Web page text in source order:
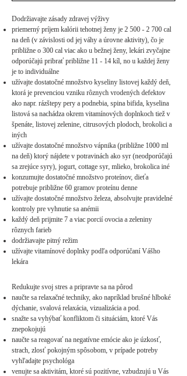
Dodržiavajte zásady zdravej výživy​
priemerný príjem kalórii tehotnej ženy je 2 500 - 2 700 cal
na deň (v závislosti od jej váhy a úrovne aktivity), čo je
približne o 300 cal viac ako u bežnej ženy, lekári zvyčajne
odporúčajú pribrať približne 11 - 14 kíl, no u každej ženy
je to individuálne
užívajte dostatočné množstvo kyseliny listovej každý deň,
ktorá je prevenciou vzniku rôznych vrodených defektov
ako napr. rázštepy pery a podnebia, spina bifida, kyselina
listová sa nachádza okrem vitamínových doplnkoch tiež v
špenáte, listovej zelenine, citrusových plodoch, brokolici a
iných
užívajte dostatočné množstvo vápnika (približne 1000 ml
na deň) ktorý nájdete v potravinách ako syr (neodporúčajú
sa zrejúce syry), jogurt, cottage syr, mlieko, brokolica iné
konzumujte dostatočné množstvo proteínov, dieťa
potrebuje približne 60 gramov proteínu denne
užívajte dostatočné množstvo železa, absolvujte pravidelné
kontroly pre vyhnutie sa anémii
každý deň prijmite 7 a viac porcií ovocia a zeleniny
rôznych farieb
dodržiavajte pitný režim
užívajte vitamínové doplnky podľa odporúčaní Vášho
lekára
Redukujte svoj stres a pripravte sa na pôrod​
naučte sa relaxačné techniky, ako napríklad brušné hlboké
dýchanie, svalová relaxácia, vizualizácia a pod.
snažte sa vyhýbať konfliktom či situáciám, ktoré Vás
znepokojujú
naučte sa reagovať na negatívne emócie ako je úzkosť,
strach, zlosť pokojným spôsobom, v prípade potreby
vyhľadajte psychológa
venujte sa aktivitám, ktoré sú pozitívne, vzbudzujú u Vás